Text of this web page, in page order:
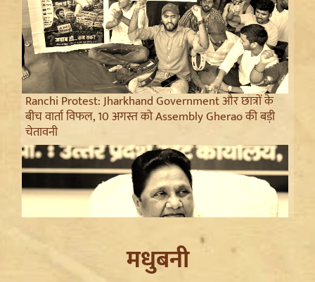
Ranchi Protest: Jharkhand Government और छात्रों के
बीच वार्ता विफल, 10 अगस्त को Assembly Gherao की बड़ी
चेतावनी
मधुबनी